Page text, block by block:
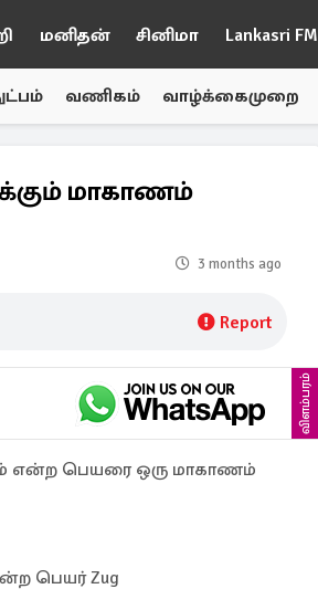
மனிதன் சினிமா Lankasri FM
வணிகம் வாழ்க்கைமுறை
மாகாணம்
3 months ago
Report
விளம்பரம்
என்ற பெயரை ஒரு மாகாணம்
பெயர் Zug